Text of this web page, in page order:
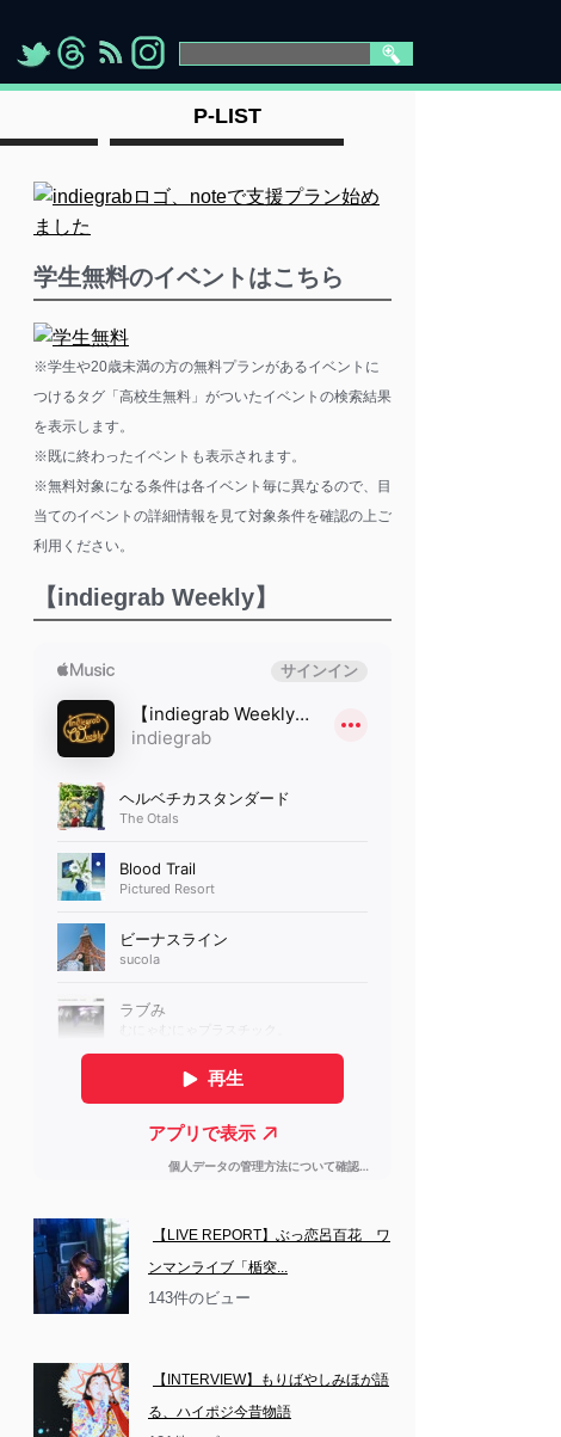
"> "> "> " >
P-LIST
学生無料のイベントはこちら
※学生や20歳未満の方の無料プランがあるイベントに
つけるタグ「高校生無料」がついたイベントの検索結果
を表示します。
※既に終わったイベントも表示されます。
※無料対象になる条件は各イベント毎に異なるので、目
当てのイベントの詳細情報を見て対象条件を確認の上ご
利用ください。
【indiegrab Weekly】
【LIVE REPORT】ぶっ恋呂百花　ワ
ンマンライブ「楯突...
143件のビュー
【INTERVIEW】もりばやしみほが語
る、ハイポジ今昔物語